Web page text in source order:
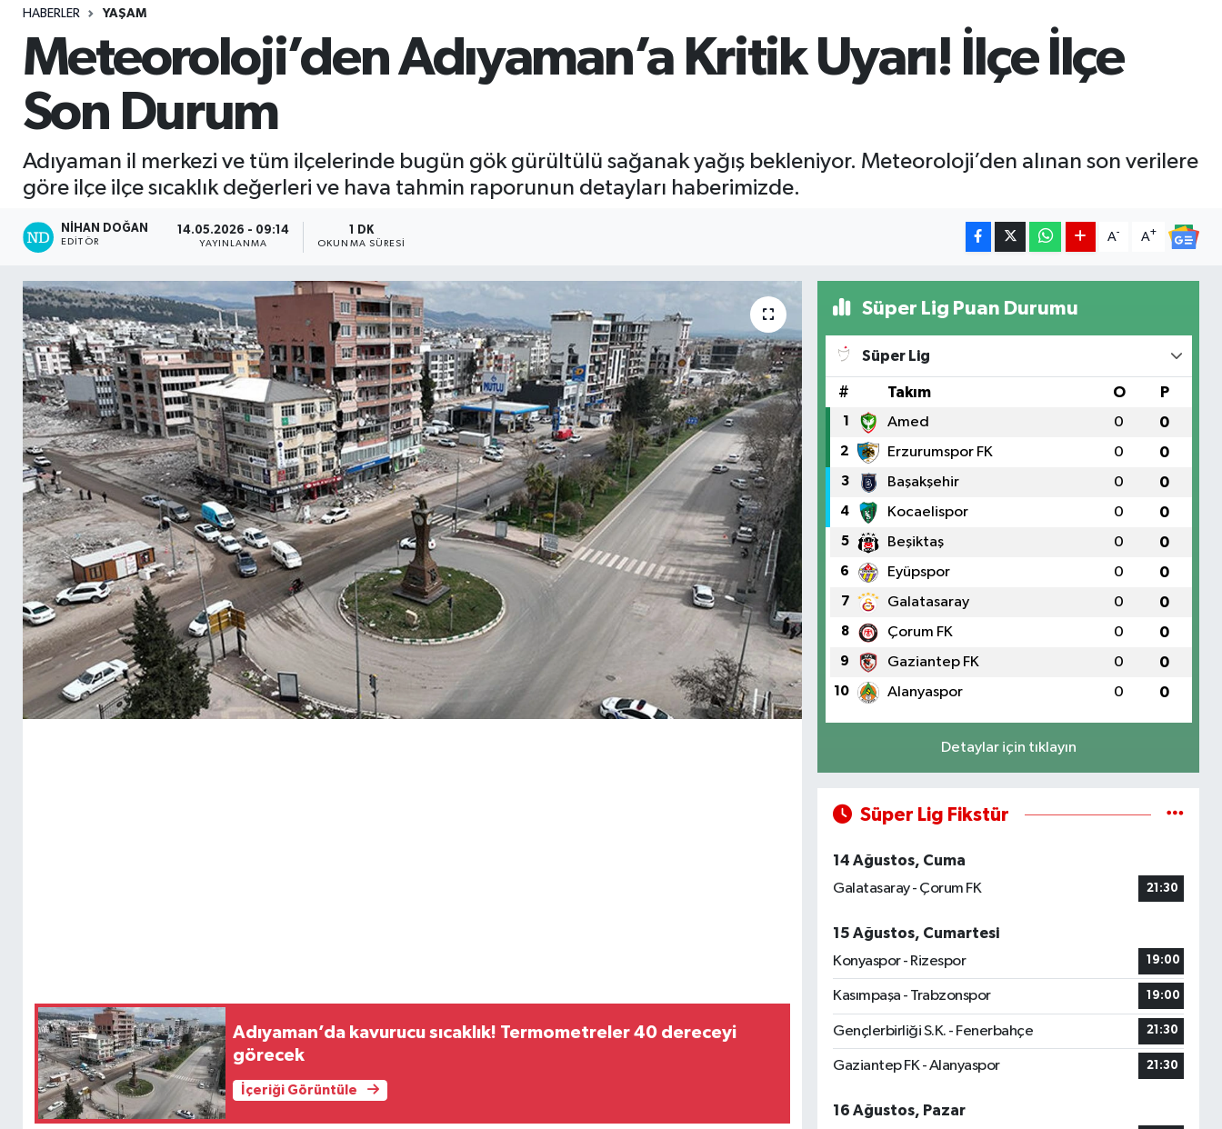
HABERLER YAŞAM
Meteoroloji’den Adıyaman’a Kritik Uyarı! İlçe İlçe
Son Durum
Adıyaman il merkezi ve tüm ilçelerinde bugün gök gürültülü sağanak yağış bekleniyor. Meteoroloji’den alınan son verilere
göre ilçe ilçe sıcaklık değerleri ve hava tahmin raporunun detayları haberimizde.
NIHAN DOĞAN
EDITÖR
14.05.2026 - 09:14
YAYINLANMA
1 DK
OKUNMA SÜRESI
A- A+
Adıyaman’da kavurucu sıcaklık! Termometreler 40 dereceyi
görecek
İçeriği Görüntüle
Süper Lig Puan Durumu
Süper Lig
# Takım O P
1 Amed 0 0
2 Erzurumspor FK 0 0
3 Başakşehir 0 0
4 Kocaelispor 0 0
5 Beşiktaş 0 0
6 Eyüpspor 0 0
7 Galatasaray 0 0
8 Çorum FK 0 0
9 Gaziantep FK 0 0
10 Alanyaspor 0 0
Detaylar için tıklayın
Süper Lig Fikstür
14 Ağustos, Cuma
Galatasaray - Çorum FK
21:30
15 Ağustos, Cumartesi
Konyaspor - Rizespor
19:00
Kasımpaşa - Trabzonspor 19:00
Gençlerbirliği S.K. - Fenerbahçe 21:30
Gaziantep FK - Alanyaspor 21:30
16 Ağustos, Pazar
Seri İlan
Siyaset
Spor
Yaşam